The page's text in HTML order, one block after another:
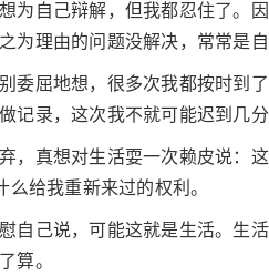
为自己辩解，但我都忍住了。
为理由的问题没解决，常常是自
委屈地想，很多次我都按时到
记录，这次我不就可能迟到几
，真想对生活耍一次赖皮说：
么给我重新来过的权利。
自己说，可能这就是生活。生
算。